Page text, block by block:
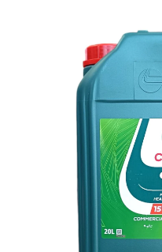
Curatare generala
Restaurare faruri
Spalare si detailing rapid
Decontaminare vopsea
Intretinere vopsea
Dressing exterior
Intretinere moto
Intretinere barci
Recipiente si pulverizatoare